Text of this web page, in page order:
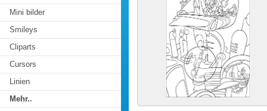
Mini bilder
Smileys
Cliparts
Cursors
Linien
Mehr..